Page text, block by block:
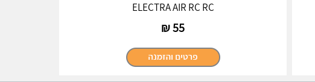
ELECTRA AIR RC RC
55
₪